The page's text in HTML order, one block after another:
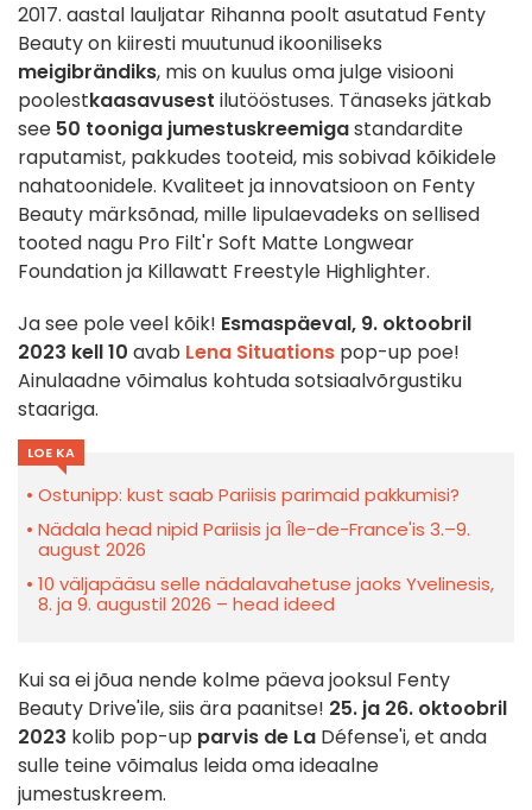
2017. aastal lauljatar Rihanna poolt asutatud Fenty
Beauty on kiiresti muutunud ikooniliseks
meigibrändiks, mis on kuulus oma julge visiooni
poolestkaasavusest ilutööstuses. Tänaseks jätkab
see 50 tooniga jumestuskreemigastandardite
raputamist, pakkudes tooteid, mis sobivad kõikidele
nahatoonidele. Kvaliteet ja innovatsioon on Fenty
Beauty märksõnad, mille lipulaevadeks on sellised
tooted nagu Pro Filt'r Soft Matte Longwear
Foundation ja Killawatt Freestyle Highlighter.
Ja see pole veel kõik! Esmaspäeval, 9. oktoobril
2023 kell 10 avab Lena Situations pop-up poe!
Ainulaadne võimalus kohtuda sotsiaalvõrgustiku
staariga.
LOE KA
Ostunipp: kust saab Pariisis parimaid pakkumisi?
Nädala head nipid Pariisis ja Île-de-France'is 3.–9.
august 2026
10 väljapääsu selle nädalavahetuse jaoks Yvelinesis,
8. ja 9. augustil 2026 – head ideed
Kui sa ei jõua nende kolme päeva jooksul Fenty
Beauty Drive'ile, siis ära paanitse! 25. ja 26. oktoobril
2023 kolib pop-up parvis de La Défense'i, et anda
sulle teine võimalus leida oma ideaalne
jumestuskreem.